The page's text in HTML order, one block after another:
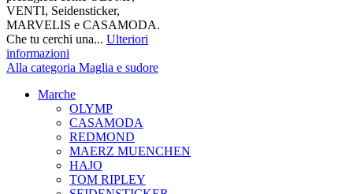
VENTI, Seidensticker,
MARVELIS e CASAMODA.
Che tu cerchi una... Ulteriori
informazioni
Alla categoria Maglia e sudore
Marche
OLYMP
CASAMODA
REDMOND
MAERZ MUENCHEN
HAJO
TOM RIPLEY